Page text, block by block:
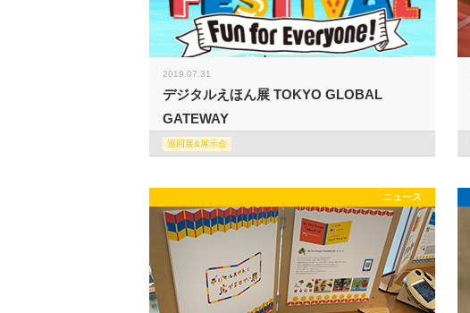
2019.07.31
デジタルえほん展 TOKYO GLOBAL
GATEWAY
巡回展&展示会
ニュース